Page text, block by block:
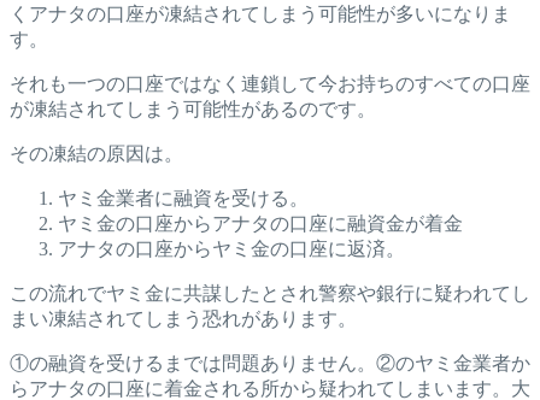
くアナタの口座が凍結されてしまう可能性が多いになりま
す。
それも一つの口座ではなく連鎖して今お持ちのすべての口座
が凍結されてしまう可能性があるのです。
その凍結の原因は。
ヤミ金業者に融資を受ける。
ヤミ金の口座からアナタの口座に融資金が着金
アナタの口座からヤミ金の口座に返済。
この流れでヤミ金に共謀したとされ警察や銀行に疑われてし
まい凍結されてしまう恐れがあります。
①の融資を受けるまでは問題ありません。②のヤミ金業者か
らアナタの口座に着金される所から疑われてしまいます。大